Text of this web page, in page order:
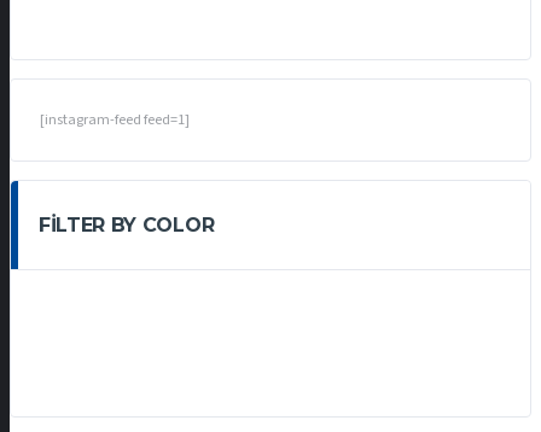
[instagram-feed feed=1]
FILTER BY COLOR